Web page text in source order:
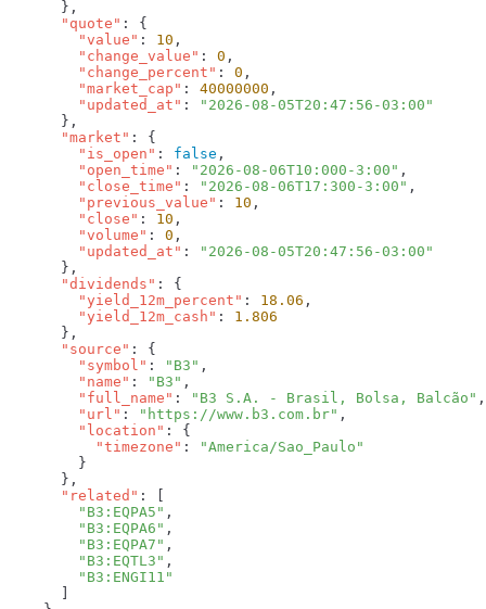
      "quote"
        "value"
: 10
        "change_value"
: 0
        "change_percent"
: 0
        "market_cap"
: 40000000
        "updated_at"
:
      "market"
        "is_open"
: false
        "open_time"
: "2026-08-06T10:000-3:00"
        "close_time"
: "2026-08-06T17:300-3:00"
        "previous_value"
: 10
        "close"
: 10
        "volume"
: 0
        "updated_at"
:
      "dividends"
        "yield_12m_percent"
: 18.06
        "yield_12m_cash"
:
      "source"
        "symbol"
: "B3"
        "name"
: "B3"
        "full_name"
:
"B3 S.A. - Brasil, Bolsa, Balcão"
        "url"
: "https://www.b3.com.br"
        "location"
          "timezone"
:
      "related"
        "B3:EQPA5"
        "B3:EQPA6"
        "B3:EQPA7"
        "B3:EQTL3"